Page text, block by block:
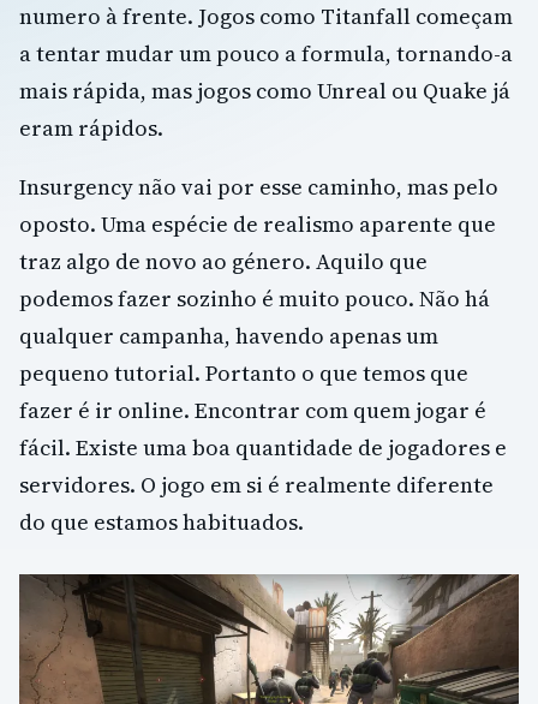
numero à frente. Jogos como Titanfall começam
a tentar mudar um pouco a formula, tornando-a
mais rápida, mas jogos como Unreal ou Quake já
eram rápidos.
Insurgency não vai por esse caminho, mas pelo
oposto. Uma espécie de realismo aparente que
traz algo de novo ao género. Aquilo que
podemos fazer sozinho é muito pouco. Não há
qualquer campanha, havendo apenas um
pequeno tutorial. Portanto o que temos que
fazer é ir online. Encontrar com quem jogar é
fácil. Existe uma boa quantidade de jogadores e
servidores. O jogo em si é realmente diferente
do que estamos habituados.